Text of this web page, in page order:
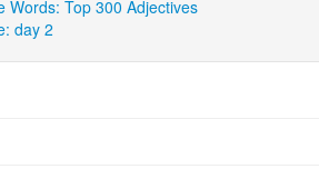
Words: Top 300 Adjectives
day 2